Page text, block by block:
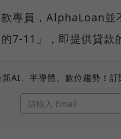
專員，AlphaLoan並
7-11」，即提供貸款
新AI、半導體、數位趨勢！